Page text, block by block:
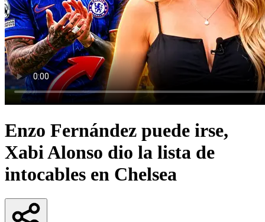
Enzo Fernández puede irse,
Xabi Alonso dio la lista de
intocables en Chelsea